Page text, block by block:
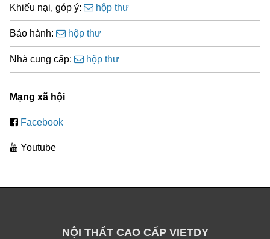
Khiếu nại, góp ý: hộp thư
Bảo hành: hộp thư
Nhà cung cấp: hộp thư
Mạng xã hội
Facebook
Youtube
NỘI THẤT CAO CẤP VIETDY